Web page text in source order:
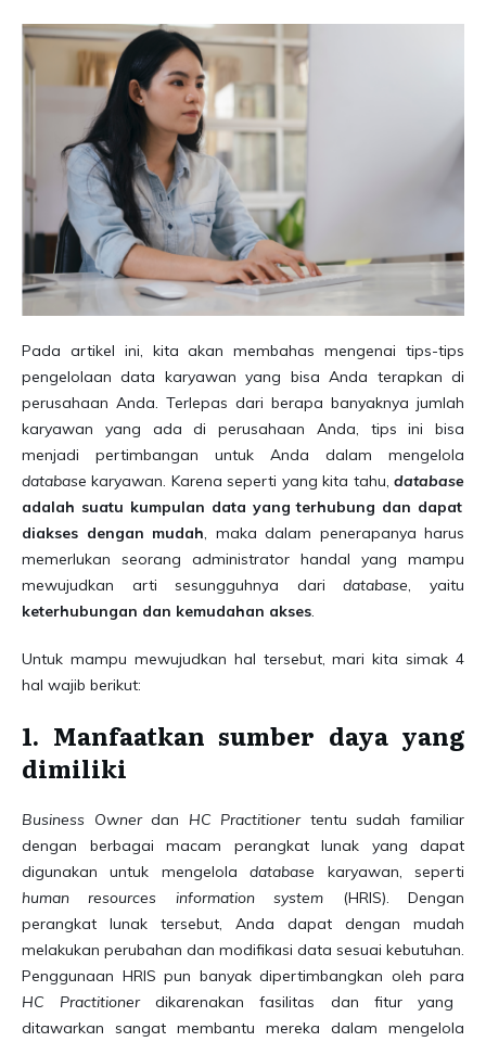
Pada artikel ini, kita akan membahas mengenai tips-tips
pengelolaan data karyawan yang bisa Anda terapkan di
perusahaan Anda. Terlepas dari berapa banyaknya jumlah
karyawan yang ada di perusahaan Anda, tips ini bisa
menjadi pertimbangan untuk Anda dalam mengelola
database karyawan. Karena seperti yang kita tahu, database
adalah suatu kumpulan data yang terhubung dan dapat
diakses dengan mudah, maka dalam penerapanya harus
memerlukan seorang administrator handal yang mampu
mewujudkan arti sesungguhnya daridatabase, yaitu
keterhubungan dan kemudahan akses.
Untuk mampu mewujudkan hal tersebut, mari kita simak 4
hal wajib berikut:
1. Manfaatkan sumber daya yang
dimiliki
Business Ownerdan HC Practitionertentu sudah familiar
dengan berbagai macam perangkat lunak yang dapat
digunakan untuk mengeloladatabase karyawan, seperti
human resources information system (HRIS). Dengan
perangkat lunak tersebut, Anda dapat dengan mudah
melakukan perubahan dan modifikasi data sesuai kebutuhan.
Penggunaan HRIS pun banyak dipertimbangkan oleh para
HC Practitionerdikarenakan fasilitas dan fitur yang
ditawarkan sangat membantu mereka dalam mengelola